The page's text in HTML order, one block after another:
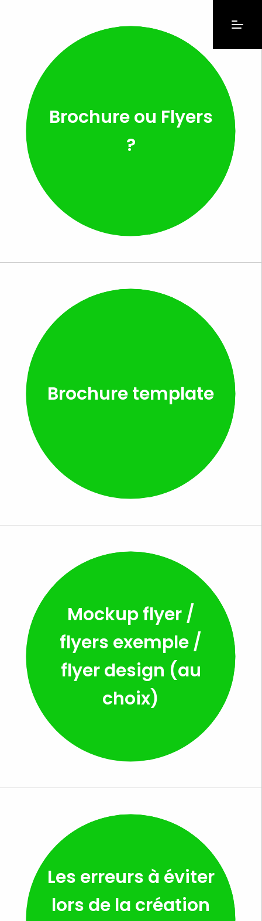
Brochure ou Flyers
?
Brochure template
Mockup flyer /
flyers exemple /
flyer design (au
choix)
Les erreurs à éviter
lors de la création